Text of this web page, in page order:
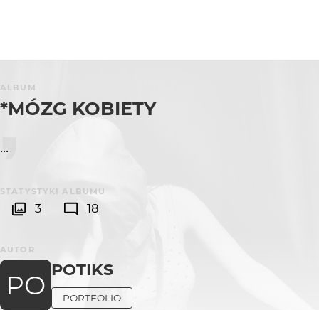
ALBUM
*MÓZG KOBIETY
...
STATYSTYKI ALBUMU
3 18
AUTOR
PO POTIKS
PORTFOLIO